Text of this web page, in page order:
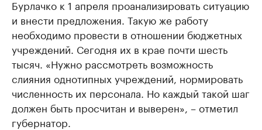
Бурлачко к 1 апреля проанализировать ситуацию
и внести предложения. Такую же работу
необходимо провести в отношении бюджетных
учреждений. Сегодня их в крае почти шесть
тысяч. «Нужно рассмотреть возможность
слияния однотипных учреждений, нормировать
численность их персонала. Но каждый такой шаг
должен быть просчитан и выверен», – отметил
губернатор.